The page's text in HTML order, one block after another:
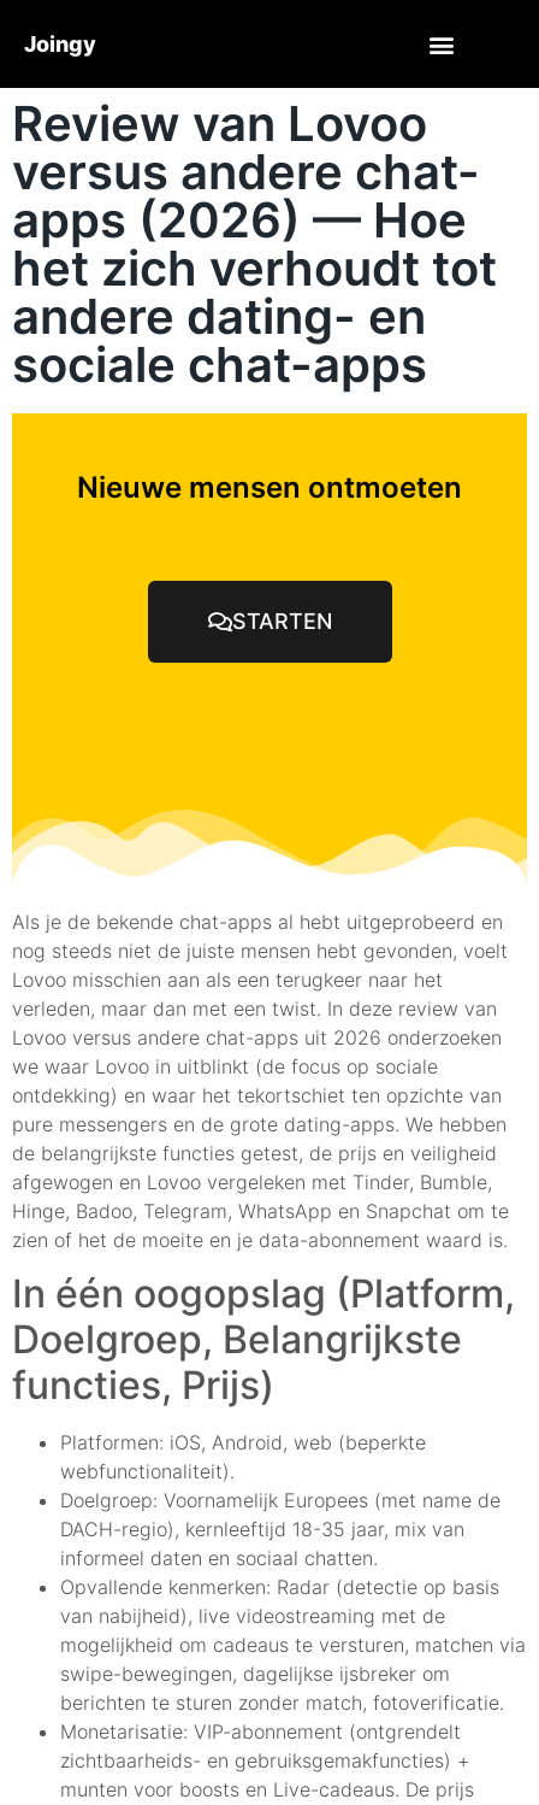
Joingy
Review van Lovoo
versus andere chat-
apps (2026) — Hoe
het zich verhoudt tot
andere dating- en
sociale chat-apps
Nieuwe mensen ontmoeten
STARTEN
Als je de bekende chat-apps al hebt uitgeprobeerd en
nog steeds niet de juiste mensen hebt gevonden, voelt
Lovoo misschien aan als een terugkeer naar het
verleden, maar dan met een twist. In deze review van
Lovoo versus andere chat-apps uit 2026 onderzoeken
we waar Lovoo in uitblinkt (de focus op sociale
ontdekking) en waar het tekortschiet ten opzichte van
pure messengers en de grote dating-apps. We hebben
de belangrijkste functies getest, de prijs en veiligheid
afgewogen en Lovoo vergeleken met Tinder, Bumble,
Hinge, Badoo, Telegram, WhatsApp en Snapchat om te
zien of het de moeite en je data-abonnement waard is.
In één oogopslag (Platform,
Doelgroep, Belangrijkste
functies, Prijs)
Platformen: iOS, Android, web (beperkte
webfunctionaliteit).
Doelgroep: Voornamelijk Europees (met name de
DACH-regio), kernleeftijd 18-35 jaar, mix van
informeel daten en sociaal chatten.
Opvallende kenmerken: Radar (detectie op basis
van nabijheid), live videostreaming met de
mogelijkheid om cadeaus te versturen, matchen via
swipe-bewegingen, dagelijkse ijsbreker om
berichten te sturen zonder match, fotoverificatie.
Monetarisatie: VIP-abonnement (ontgrendelt
zichtbaarheids- en gebruiksgemakfuncties) +
munten voor boosts en Live-cadeaus. De prijs